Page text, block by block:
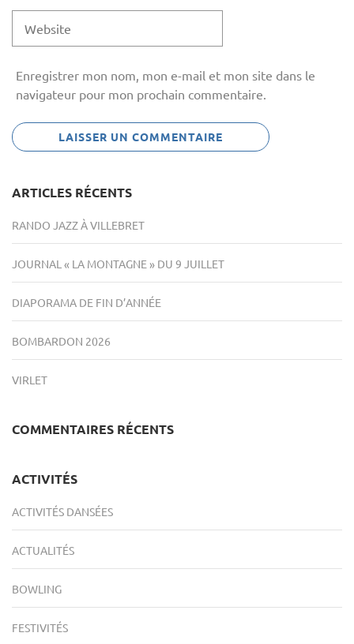
Enregistrer mon nom, mon e-mail et mon site dans le
navigateur pour mon prochain commentaire.
ARTICLES RÉCENTS
RANDO JAZZ À VILLEBRET
JOURNAL « LA MONTAGNE » DU 9 JUILLET
DIAPORAMA DE FIN D’ANNÉE
BOMBARDON 2026
VIRLET
COMMENTAIRES RÉCENTS
ACTIVITÉS
ACTIVITÉS DANSÉES
ACTUALITÉS
BOWLING
FESTIVITÉS